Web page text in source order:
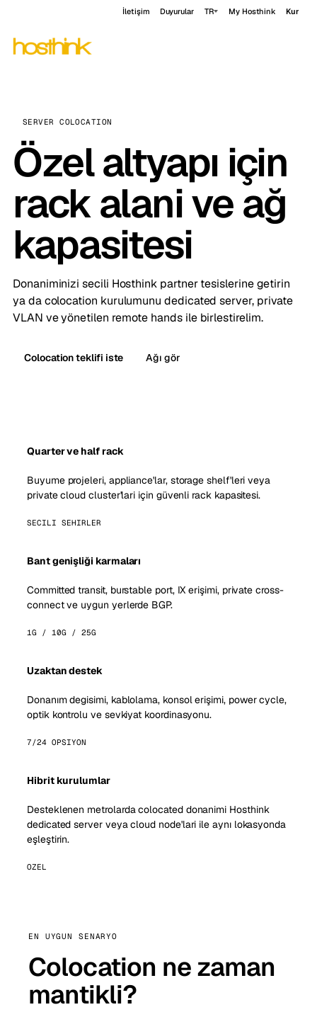
İletişim Duyurular TR My Hosthink Kur
SERVER COLOCATION
Özel altyapı için
rack alani ve ağ
kapasitesi
Donaniminizi secili Hosthink partner tesislerine getirin
ya da colocation kurulumunu dedicated server, private
VLAN ve yönetilen remote hands ile birlestirelim.
Colocation teklifi iste Ağı gör
Quarter ve half rack
Buyume projeleri, appliance'lar, storage shelf'leri veya
private cloud cluster'lari için güvenli rack kapasitesi.
SECILI SEHIRLER
Bant genişliği karmaları
Committed transit, burstable port, IX erişimi, private cross-
connect ve uygun yerlerde BGP.
1G / 10G / 25G
Uzaktan destek
Donanım degisimi, kablolama, konsol erişimi, power cycle,
optik kontrolu ve sevkiyat koordinasyonu.
7/24 OPSIYON
Hibrit kurulumlar
Desteklenen metrolarda colocated donanimi Hosthink
dedicated server veya cloud node'lari ile aynı lokasyonda
eşleştirin.
OZEL
EN UYGUN SENARYO
Colocation ne zaman
mantikli?